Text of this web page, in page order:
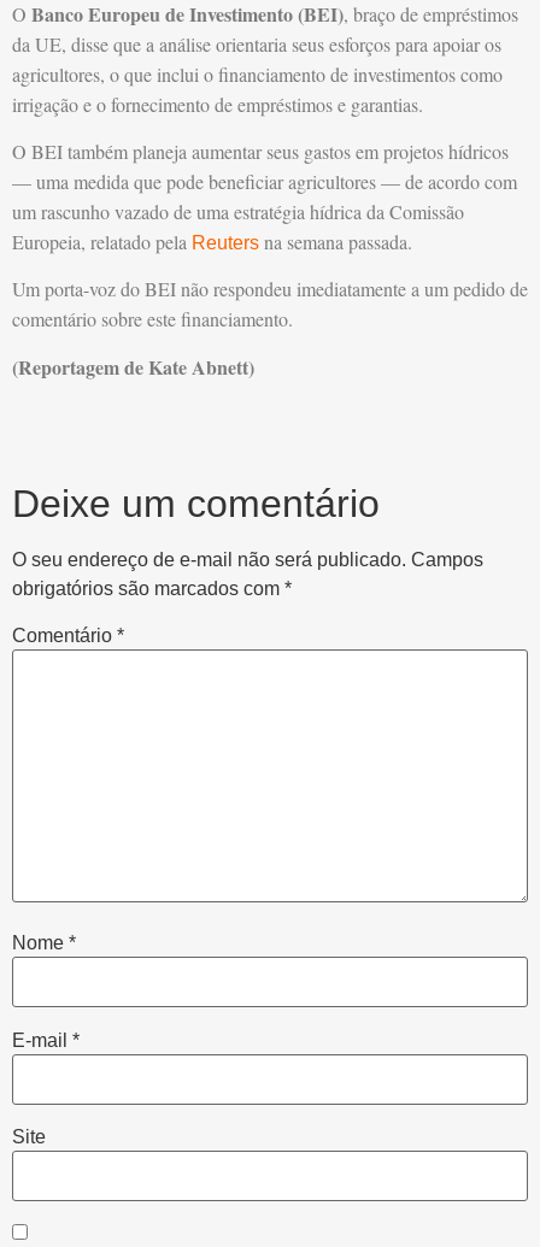
O Banco Europeu de Investimento (BEI), braço de empréstimos
da UE, disse que a análise orientaria seus esforços para apoiar os
agricultores, o que inclui o financiamento de investimentos como
irrigação e o fornecimento de empréstimos e garantias.
O BEI também planeja aumentar seus gastos em projetos hídricos
— uma medida que pode beneficiar agricultores — de acordo com
um rascunho vazado de uma estratégia hídrica da Comissão
Europeia, relatado pela Reuters na semana passada.
Um porta-voz do BEI não respondeu imediatamente a um pedido de
comentário sobre este financiamento.
(Reportagem de Kate Abnett)
Deixe um comentário
O seu endereço de e-mail não será publicado. Campos
obrigatórios são marcados com *
Comentário *
Nome *
E-mail *
Site